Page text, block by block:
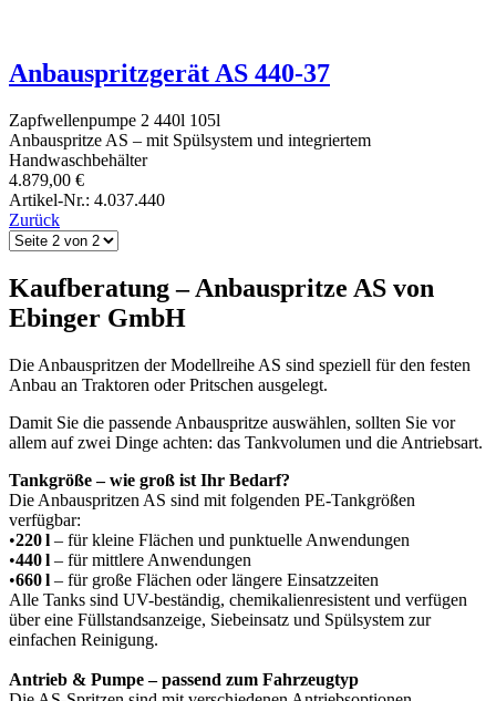
Anbauspritzgerät AS 440-37
Zapfwellenpumpe 2 440l 105l
Anbauspritze AS – mit Spülsystem und integriertem
Handwaschbehälter
4.879,00 €
Artikel-Nr.: 4.037.440
Zurück
Kaufberatung – Anbauspritze AS von
Ebinger GmbH
Die Anbauspritzen der Modellreihe AS sind speziell für den festen
Anbau an Traktoren oder Pritschen ausgelegt.
Damit Sie die passende Anbauspritze auswählen, sollten Sie vor
allem auf zwei Dinge achten: das Tankvolumen und die Antriebsart.
Tankgröße – wie groß ist Ihr Bedarf?
Die Anbauspritzen AS sind mit folgenden PE-Tankgrößen
verfügbar:
•220 l – für kleine Flächen und punktuelle Anwendungen
•440 l – für mittlere Anwendungen
•660 l – für große Flächen oder längere Einsatzzeiten
Alle Tanks sind UV-beständig, chemikalienresistent und verfügen
über eine Füllstandsanzeige, Siebeinsatz und Spülsystem zur
einfachen Reinigung.
Antrieb & Pumpe – passend zum Fahrzeugtyp